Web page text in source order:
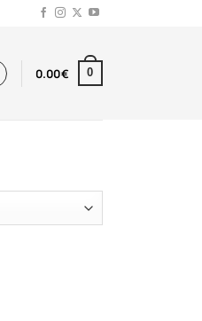
0.00€ 0